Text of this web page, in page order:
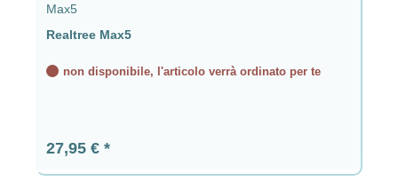
Max5
Realtree Max5
non disponibile, l'articolo verrà ordinato per te
Prezzo normale:
27,95 €